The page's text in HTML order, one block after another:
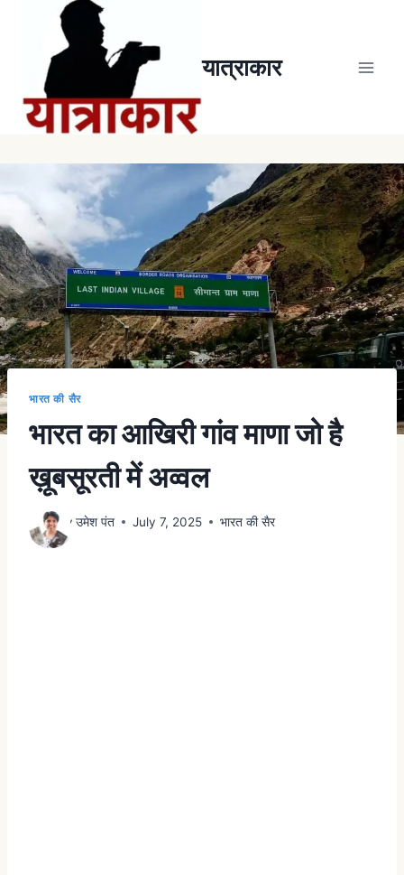
यात्राकार
भारत की सैर
भारत का आखिरी गांव माणा जो है
ख़ूबसूरती में अव्वल
By उमेश पंत July 7, 2025 भारत की सैर